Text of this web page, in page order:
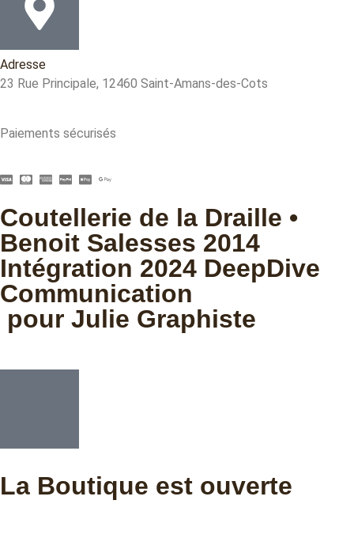
Adresse
23 Rue Principale, 12460 Saint-Amans-des-Cots
Paiements sécurisés
Coutellerie de la Draille •
Benoit Salesses 2014
Intégration 2024 DeepDive
Communication
pour Julie Graphiste
La Boutique est ouverte